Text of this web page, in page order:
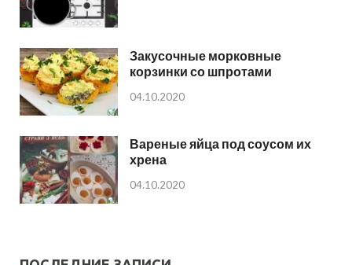
Закусочные морковные
корзинки со шпротами
04.10.2020
Вареные яйца под соусом их
хрена
04.10.2020